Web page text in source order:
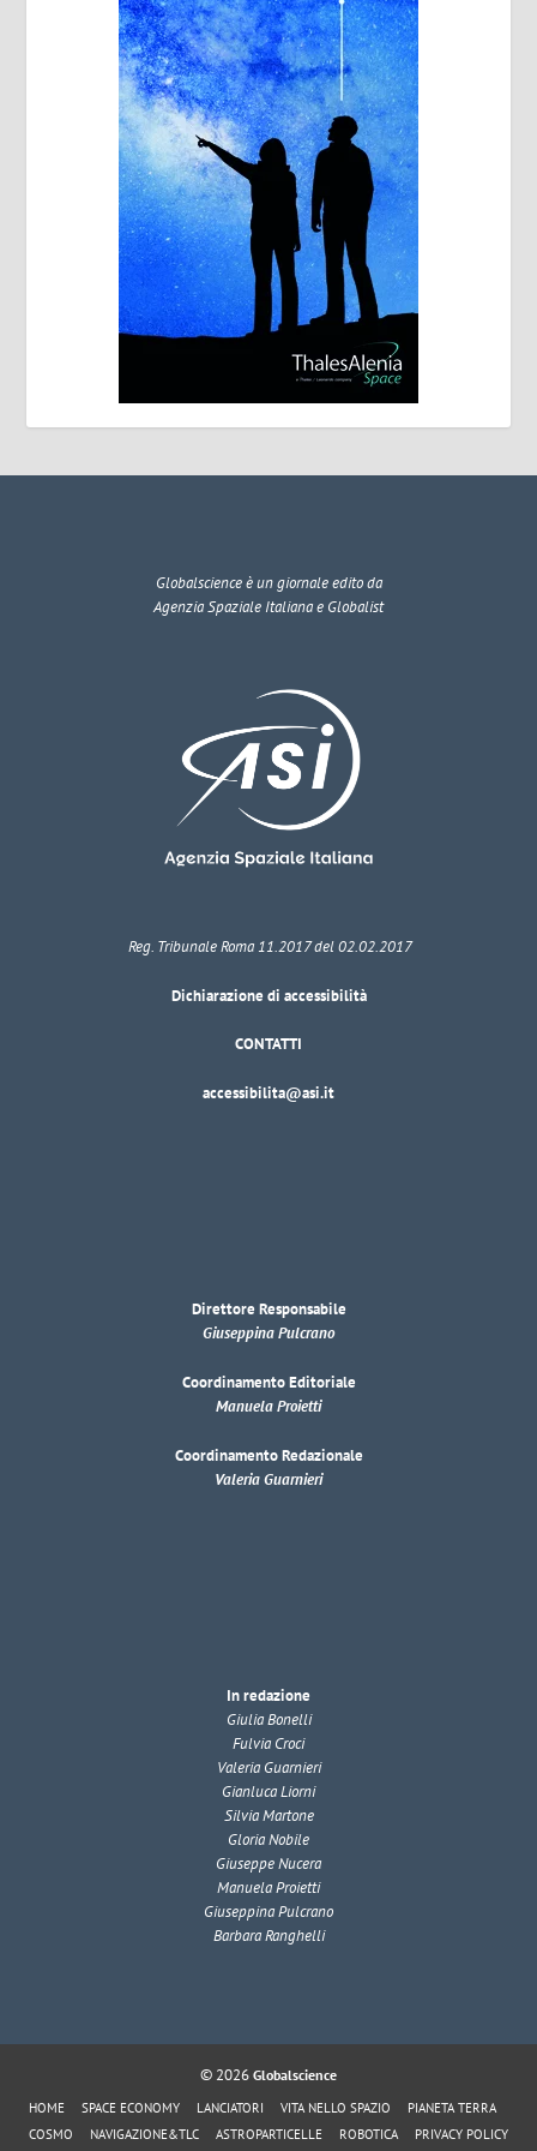
Globalscienceè un giornale edito da
Agenzia Spaziale Italiana e Globalist
Reg. Tribunale Roma 11.2017 del 02.02.2017
Dichiarazione di accessibilità
CONTATTI
accessibilita@asi.it
Direttore Responsabile
Giuseppina Pulcrano
Coordinamento Editoriale
Manuela Proietti
Coordinamento Redazionale
Valeria Guarnieri
In redazione
Giulia Bonelli
Fulvia Croci
Valeria Guarnieri
Gianluca Liorni
Silvia Martone
Gloria Nobile
Giuseppe Nucera
Manuela Proietti
Giuseppina Pulcrano
Barbara Ranghelli
© 2026 Globalscience
HOME SPACE ECONOMY LANCIATORI VITA NELLO SPAZIO
PIANETA TERRA
COSMO
NAVIGAZIONE&TLC ASTROPARTICELLE ROBOTICA PRIVACY POLICY